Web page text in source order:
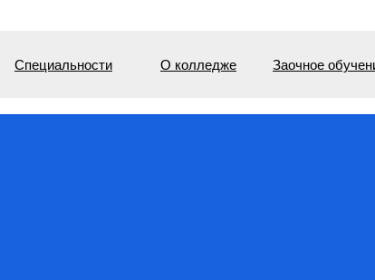
Специальности О колледже Заочное